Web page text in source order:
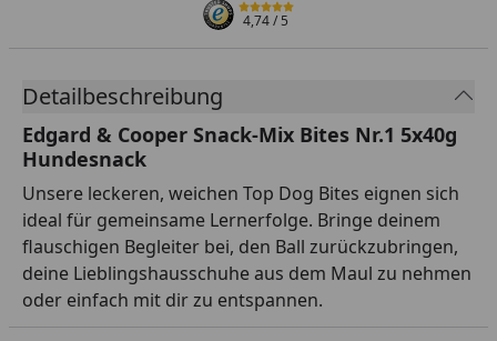
4,74/ 5
Detailbeschreibung
Edgard & Cooper Snack-Mix Bites Nr.1 5x40g
Hundesnack
Unsere leckeren, weichen Top Dog Bites eignen sich
ideal für gemeinsame Lernerfolge. Bringe deinem
flauschigen Begleiter bei, den Ball zurückzubringen,
deine Lieblingshausschuhe aus dem Maul zu nehmen
oder einfach mit dir zu entspannen.